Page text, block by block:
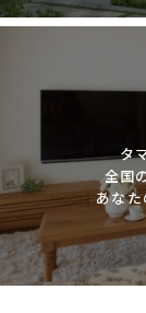
タ
全国
あなた